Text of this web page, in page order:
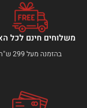
משלוחים חינם לכל
בהזמנה מעל 299 ש"ח